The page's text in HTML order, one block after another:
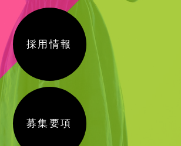
採用情報
募集要項